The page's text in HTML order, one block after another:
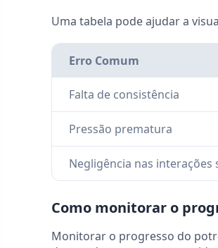
Uma tabela pode ajudar a
Erro Comum
Falta de consistência
Pressão prematura
Negligência nas interações
Como monitorar o
Monitorar o progresso do